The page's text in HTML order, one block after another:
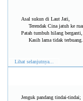
Asal sukun di Laut Jati,
Terendak Cina jatuh ke
Patah tumbuh hilang berganti,
Kasih lama tidak terbuang.
Lihat selanjutnya...
Jenguk pandang tindai-tindai;